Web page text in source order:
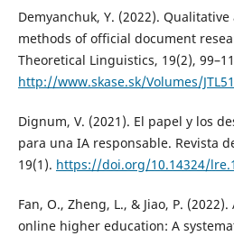
Demyanchuk, Y. (2022).
methods of official document
Theoretical Linguistics, 19(2),
http://www.skase.sk/Volumes/
Dignum, V. (2021). El papel y los
para una IA responsable. Revista
19(1). https://doi.org/10.14324/
Fan, O., Zheng, L., & Jiao, P.
online higher education: A